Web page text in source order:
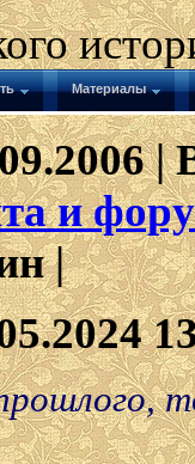
Материалы
|
и
|